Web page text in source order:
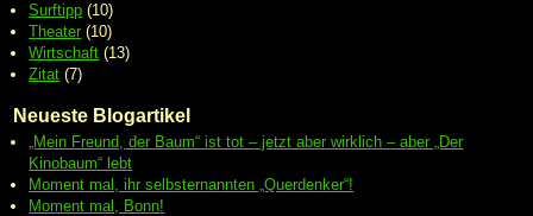
Surftipp (10)
Theater (10)
Wirtschaft (13)
Zitat (7)
Neueste Blogartikel
„Mein Freund, der Baum“ ist tot – jetzt aber wirklich – aber „Der
Kinobaum“ lebt
Moment mal, ihr selbsternannten „Querdenker“!
Moment mal, Bonn!